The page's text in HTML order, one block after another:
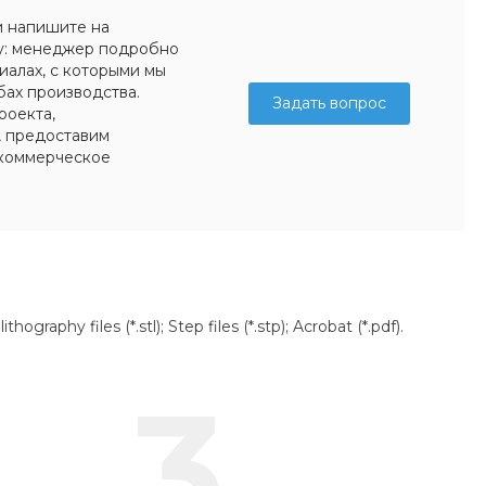
напишите на
менеджер подробно
с которыми мы
производства.
предоставим
Задать вопрос
files (*.stl); Step files (*.stp); Acrobat (*.pdf).